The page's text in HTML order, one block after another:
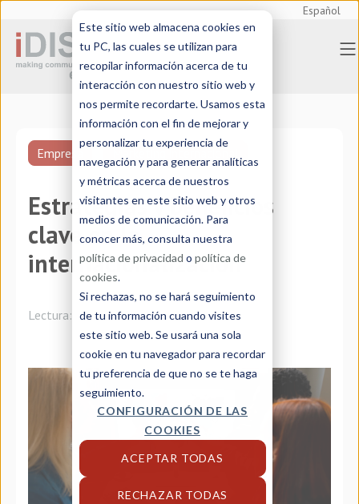
Este sitio web almacena cookies en
tu PC, las cuales se utilizan para
recopilar información acerca de tu
interacción con nuestro sitio web y
nos permite recordarte. Usamos esta
información con el fin de mejorar y
personalizar tu experiencia de
navegación y para generar analíticas
y métricas acerca de nuestros
visitantes en este sitio web y otros
medios de comunicación. Para
conocer más, consulta nuestra
política de privacidad o política de
cookies.
Si rechazas, no se hará seguimiento
de tu información cuando visites
este sitio web. Se usará una sola
cookie en tu navegador para recordar
tu preferencia de que no se te haga
seguimiento.
CONFIGURACIÓN DE LAS
COOKIES
ACEPTAR TODAS
RECHAZAR TODAS
Español
Empresa Marketing internacional
Estrategias y beneficios
clave en la
internacionalización
Lectura: 4 minutos